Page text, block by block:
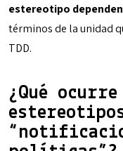
estereotipo
términos de la unidad
TDD.
¿Qué